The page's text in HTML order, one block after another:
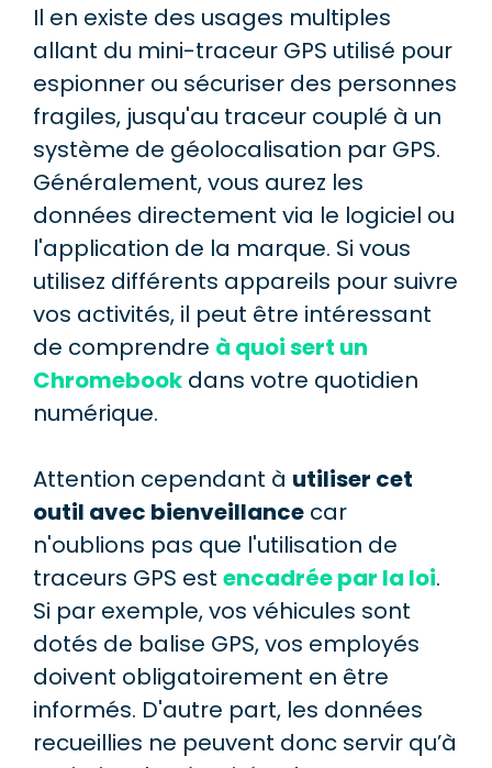
Il en existe des usages multiples
allant du mini-traceur GPS utilisé pour
espionner ou sécuriser des personnes
fragiles, jusqu'au traceur couplé à un
système de géolocalisation par GPS.
Généralement, vous aurez les
données directement via le logiciel ou
l'application de la marque. Si vous
utilisez différents appareils pour suivre
vos activités, il peut être intéressant
de comprendre à quoi sert un
Chromebook dans votre quotidien
numérique.
Attention cependant à utiliser cet
outil avec bienveillance car
n'oublions pas que l'utilisation de
traceurs GPS est encadrée par la loi.
Si par exemple, vos véhicules sont
dotés de balise GPS, vos employés
doivent obligatoirement en être
informés. D'autre part, les données
recueillies ne peuvent donc servir qu’à